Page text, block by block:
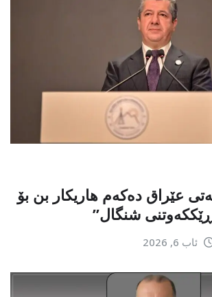
عێراق دەكەم هاریكار بن بۆ
شنگال”
ئاب 6, 2026